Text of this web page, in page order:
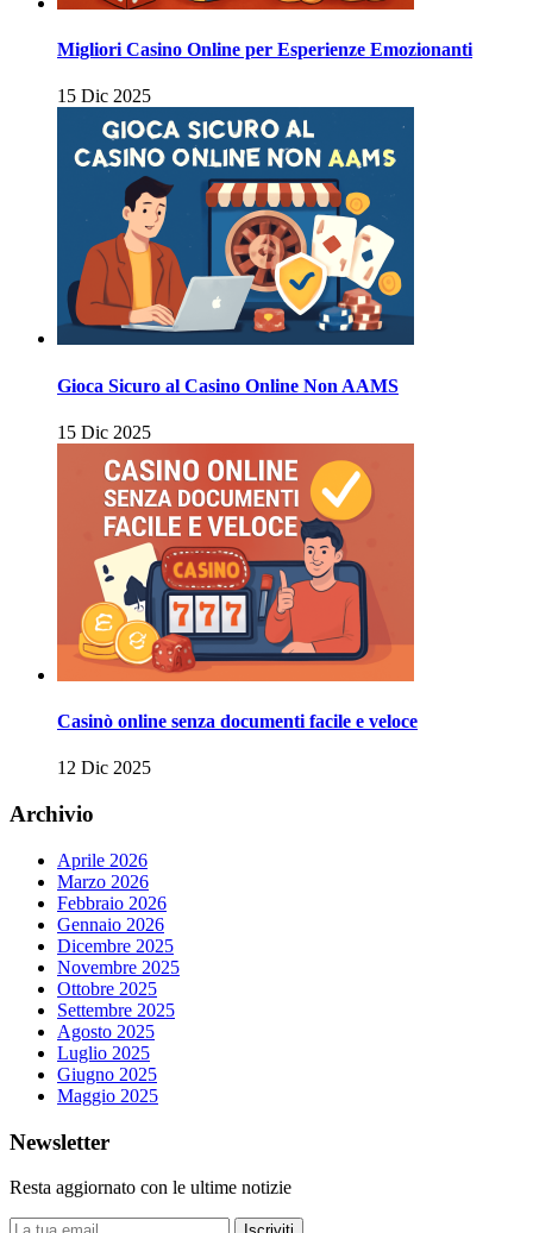
Migliori Casino Online per Esperienze Emozionanti
15 Dic 2025
Gioca Sicuro al Casino Online Non AAMS
15 Dic 2025
Casinò online senza documenti facile e veloce
12 Dic 2025
Archivio
Aprile 2026
Marzo 2026
Febbraio 2026
Gennaio 2026
Dicembre 2025
Novembre 2025
Ottobre 2025
Settembre 2025
Agosto 2025
Luglio 2025
Giugno 2025
Maggio 2025
Newsletter
Resta aggiornato con le ultime notizie